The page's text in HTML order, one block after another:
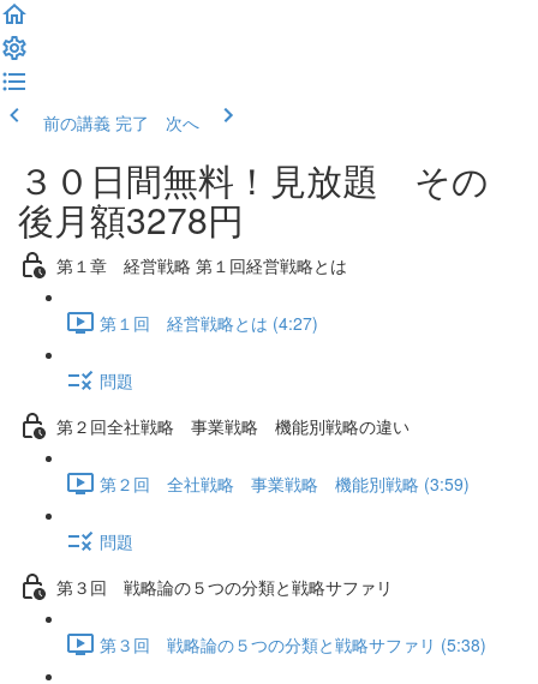
前の講義 完了 次へ
３０日間無料！見放題 その
後月額3278円
第１章 経営戦略 第１回経営戦略とは
第１回 経営戦略とは (4:27)
問題
第２回全社戦略 事業戦略 機能別戦略の違い
第２回 全社戦略 事業戦略 機能別戦略 (3:59)
問題
第３回 戦略論の５つの分類と戦略サファリ
第３回 戦略論の５つの分類と戦略サファリ (5:38)